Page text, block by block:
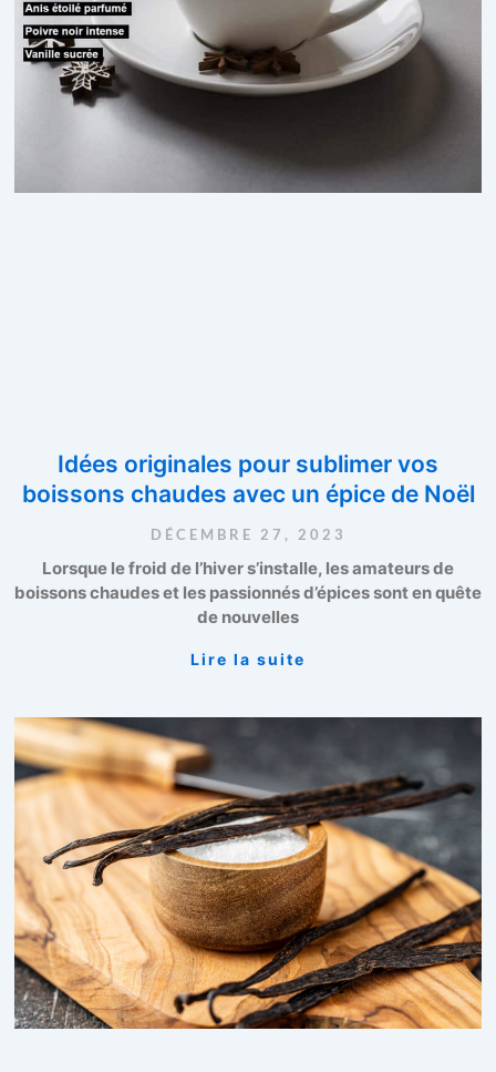
Idées originales pour sublimer vos
boissons chaudes avec un épice de Noël
DÉCEMBRE 27, 2023
Lorsque le froid de l’hiver s’installe, les amateurs de
boissons chaudes et les passionnés d’épices sont en quête
de nouvelles
Lire la suite